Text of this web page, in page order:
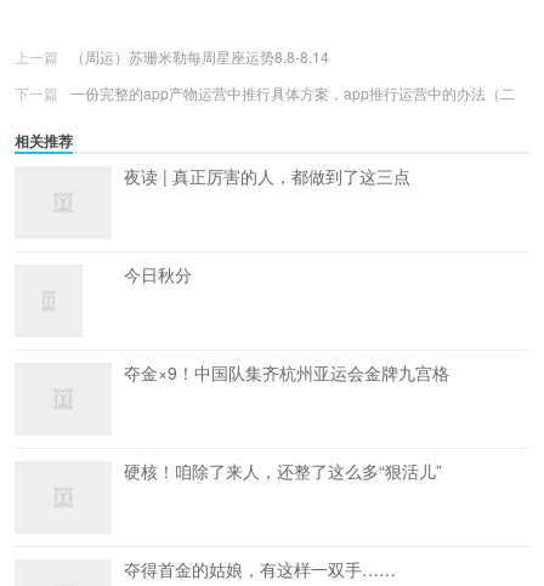
上一篇
（周运）苏珊米勒每周星座运势8.8-8.14
下一篇
一份完整的app产物运营中推行具体方案，app推行运营中的办法（二
相关推荐
夜读 | 真正厉害的人，都做到了这三点
今日秋分
夺金×9！中国队集齐杭州亚运会金牌九宫格
硬核！咱除了来人，还整了这么多“狠活儿”
夺得首金的姑娘，有这样一双手……